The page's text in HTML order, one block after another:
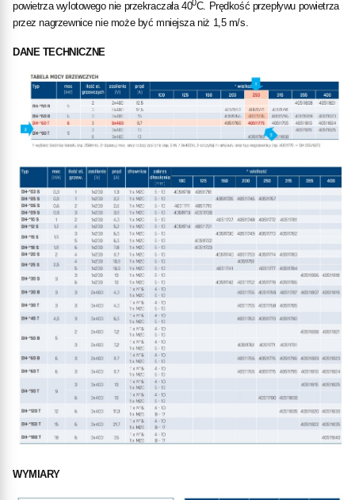
powietrza wylotowego nie przekraczała 400C. Prędkość przepływu powietrza
przez nagrzewnice nie może być mniejsza niż 1,5 m/s.
DANE TECHNICZNE
WYMIARY